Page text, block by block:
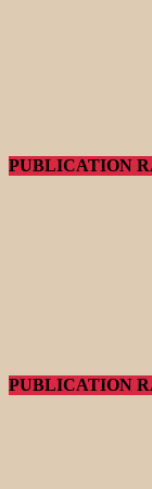
PUBLICATION
PUBLICATION